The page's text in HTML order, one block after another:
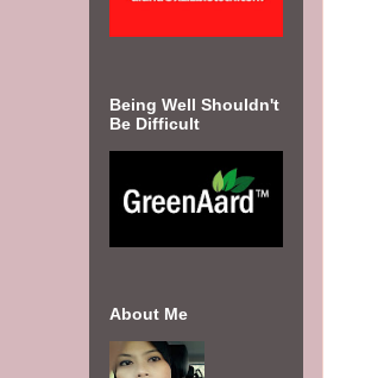
Being Well Shouldn't
Be Difficult
About Me